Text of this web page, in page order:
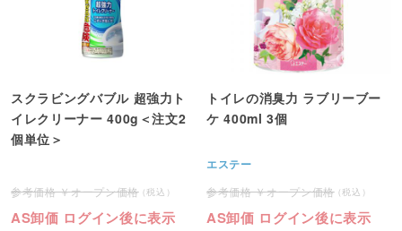
スクラビングバブル 超強力ト
イレクリーナー 400g＜注文2
個単位＞
オープン価格
AS卸価 ログイン後に表示
トイレの消臭力 ラブリーブー
ケ 400ml 3個
エステー
オープン価格
AS卸価 ログイン後に表示